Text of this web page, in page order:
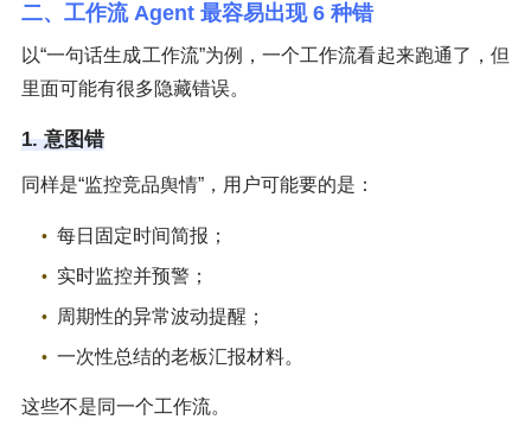
二、工作流 Agent 最容易出现 6 种错
以“一句话生成工作流”为例，一个工作流看起来跑通了，但
里面可能有很多隐藏错误。
1. 意图错
同样是“监控竞品舆情”，用户可能要的是：
每日固定时间简报；
实时监控并预警；
周期性的异常波动提醒；
一次性总结的老板汇报材料。
这些不是同一个工作流。